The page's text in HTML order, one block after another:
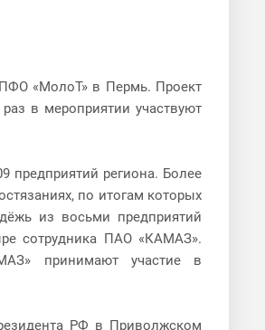
«МолоТ» в Пермь. Проект
в мероприятии участвуют
предприятий региона. Более
по итогам которых
из восьми предприятий
сотрудника ПАО «КАМАЗ».
принимают участие в
РФ в Приволжском